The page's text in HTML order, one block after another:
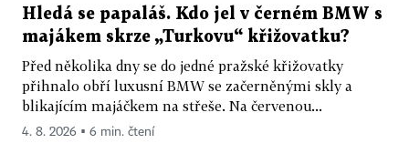
Hledá se papaláš. Kdo jel v černém BMW s
majákem skrze „Turkovu“ křižovatku?
Před několika dny se do jedné pražské křižovatky
přihnalo obří luxusní BMW se začerněnými skly a
blikajícím majáčkem na střeše. Na červenou...
4. 8. 2026 ▪ 6 min. čtení